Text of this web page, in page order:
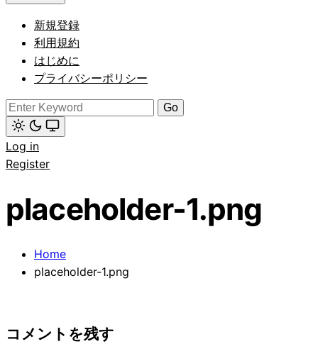
Light
mode
(click
to
switch
to
dark)
新規登録
利用規約
はじめに
プライバシーポリシー
Search
for:
Light
mode
(click
to
dark)
Log in
Register
placeholder-1.png
Home
placeholder-1.png
コメントを残す